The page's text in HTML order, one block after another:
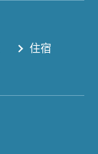
住宿